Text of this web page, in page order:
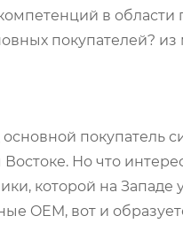
в
покупателей?
основной покупатель
Но что
которой на
OEM, вот и